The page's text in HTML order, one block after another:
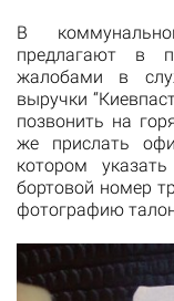
В
предлагают в
жалобами в
выручки
позвонить на
же прислать
котором
бортовой номер
фотографию